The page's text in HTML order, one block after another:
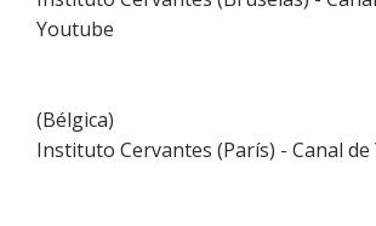
Youtube
(Bélgica)
Instituto Cervantes (París) - Canal